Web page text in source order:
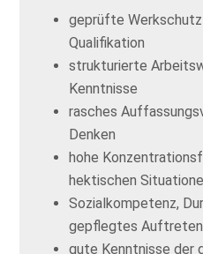
geprüfte
Qualifikation
strukturierte
Kenntnisse
rasches
Denken
hohe
hektischen
Sozialkompetenz,
gepflegtes Auftreten
gute Kenntnisse der